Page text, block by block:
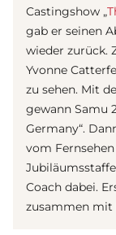
Castingshow „
gab er seinen
wieder zurück.
Yvonne
zu sehen. Mit
gewann Samu
Germany“.
vom
Coach dabei.
zusammen mit